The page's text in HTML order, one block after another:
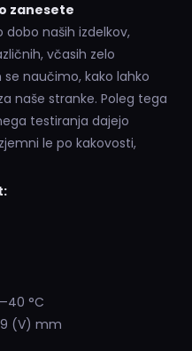
zanesete
dobo naših izdelkov,
včasih zelo
naučimo, kako lahko
naše stranke. Poleg tega
testiranja dajejo
le po kakovosti,
°C
(V) mm